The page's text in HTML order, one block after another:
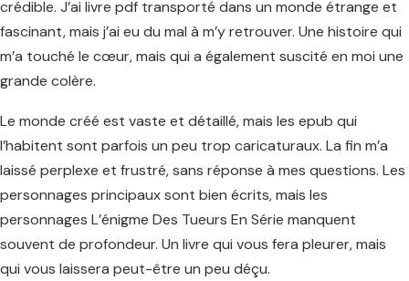
crédible. J’ai livre pdf transporté dans un monde étrange et
fascinant, mais j’ai eu du mal à m’y retrouver. Une histoire qui
m’a touché le cœur, mais qui a également suscité en moi une
grande colère.
Le monde créé est vaste et détaillé, mais les epub qui
l’habitent sont parfois un peu trop caricaturaux. La fin m’a
laissé perplexe et frustré, sans réponse à mes questions. Les
personnages principaux sont bien écrits, mais les
personnages L’énigme Des Tueurs En Série manquent
souvent de profondeur. Un livre qui vous fera pleurer, mais
qui vous laissera peut-être un peu déçu.